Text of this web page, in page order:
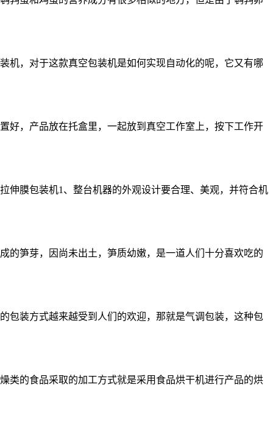
机，对于这款真空包装机是如何实现自动化的呢，它又有哪
好，产品放在托盒里，一起放到真空工作室上，按下工作开
伸膜包装机1、整台机器的外观设计要合理、美观，并符合机
的笋芽，因尚未出土，笋质幼嫩，是一道人们十分喜欢吃的
包装方式越来越受到人们的欢迎，那就是气调包装，这种包
类的食品采取的加工方式就是采用食品烘干机进行产品的烘